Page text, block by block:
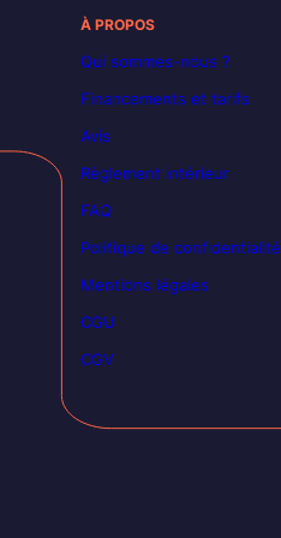
À PROPOS
Qui sommes-nous ?
Financements et tarifs
Avis
Règlement intérieur
FAQ
Politique de confidentialité
Mentions légales
CGU
CGV